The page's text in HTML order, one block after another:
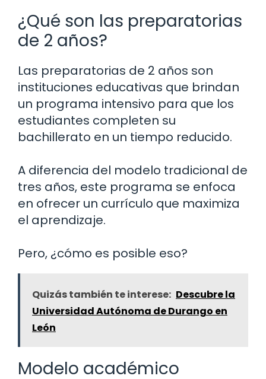
¿Qué son las preparatorias
de 2 años?
Las preparatorias de 2 años son
instituciones educativas que brindan
un programa intensivo para que los
estudiantes completen su
bachillerato en un tiempo reducido.
A diferencia del modelo tradicional de
tres años, este programa se enfoca
en ofrecer un currículo que maximiza
el aprendizaje.
Pero, ¿cómo es posible eso?
Quizás también te interese: Descubre la
Universidad Autónoma de Durango en
León
Modelo académico